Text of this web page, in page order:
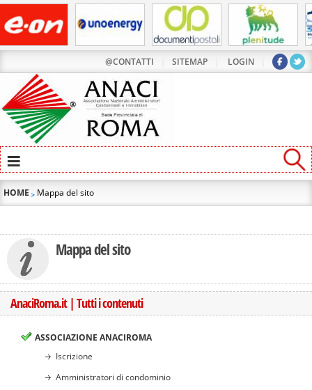
@CONTATTI SITEMAP LOGIN
≡
HOME Mappa del sito
Mappa del sito
AnaciRoma.it | Tutti i contenuti
ASSOCIAZIONE ANACIROMA
Iscrizione
Amministratori di condominio